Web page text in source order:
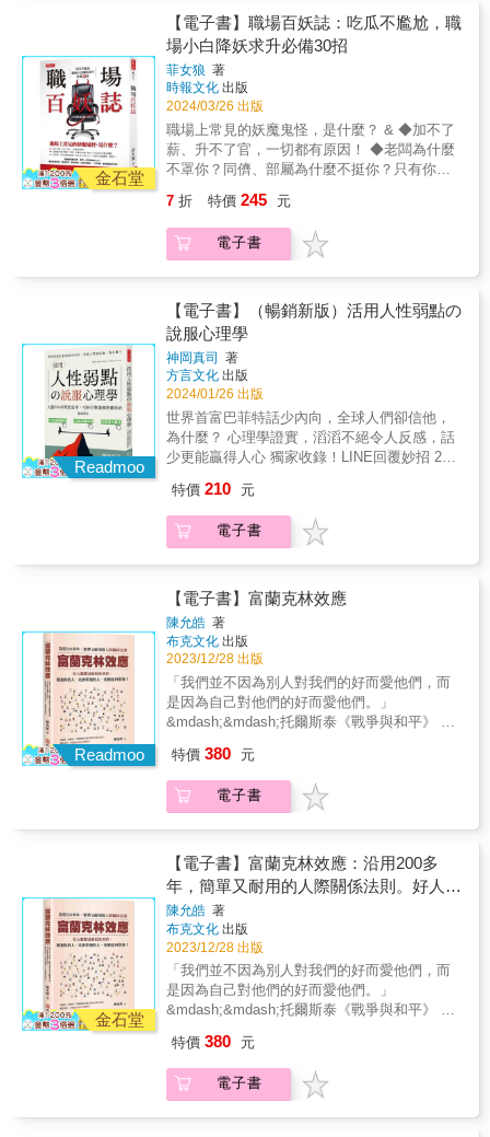
題，化解需求衝突、優化人際關係。我們常在
不知不覺中樹立起溝通的「路障」，平添自己
或他人的防衛心、攻擊性或依賴性而損害關
係。在本書的篇章中，你將學會如何運用能夠
豐富個人生活和工作關係的人際技巧，以同理
心高效聆聽、透過自我維護充分表示意見、劃
定個人界限、化解衝突、與他人一同解決問
題。想要擁有更豐富、更有意義、更令人滿意
的人際關係，本書分享的四組人際技巧至關重
要：&bull;傾聽的技巧。學會高效傾聽，不只是
人類溝通的六大怪僻。解讀身體語言，成為更
棒的聆聽者。&bull;自我維護的技巧。認識人際
關係的三種互動模式，學會三段式自我維護和
巧。學會化解衝突的三步驟，懂得預防及控管
衝突，並且了解衝突無可避免、有其益處，只
要善用方法，關係能在爭執化解後變得更加親
近。&bull;合作解決問題的技巧。認識衝突的三
種主要來源，學習合作解決問題的六個步驟，
有效滿足各方互相矛盾的需求，而且問題不會
死灰復燃。透過本書：✓認識我們經常不自覺
使用的12道溝通路障，包括：批評、診斷、帶
話題⋯⋯。✓分辨五種人際關係，致力於對人
關係。✓實踐衝突化解三步驟，學會有效的爭
吵，從衝突中受益。✓掌握有效溝通的三大要
素：真誠、不占有的愛、同理。────────改
善數以萬計的人際關係，有效提升生活滿意度
────────曾經受惠於本書分享的方法有《財
富》500大企業、美國小型企業、政府局處、醫
院、大學、顧問中心和其他組織，以及來自各
行各業的人，包括：經理人、業務人員、教
師、學校行政人員、醫療保健專業人員、顧客
關係人員、祕書、建築工人、第一線主管、心
理學家、律師、伴侶和父母等等。今天很多人
盼望與他人建立溫暖、積極、有意義的關係，
然而卻未能建立這些人際連結，只好過著孤寂
人生。溝通是每一段人際關係的命脈，在欠缺
溝通技巧的地方，愛會大量流失──夫妻間、情
彌合人際隔閡、拉近彼此距離的方法。本書透
過各種日常實例分享了大量有效方法，啟發思
考、務求實際，充滿你可以天天用來增進溝通
能力的技巧和訣竅，祝福你從中受益。&
要想的不是他為什麼不會這些事情，而是他為
什麼會在這裡。這個世界真正在運作的，是那
些背後看不見的「道」。 ▲觀察環境中一切細
微的互動，找到自己的生存之道，你會更如魚
得水。 & ▎為何拚命了，卻還是失敗！
&gt;&gt;&gt;努力本來就有可能不會得到你想要
的東西，但如果因此不去努力，那你就太傻
了。 ▲沒獲選不是失敗，你只是沒有被選到而
我們沒辦法決定在工作場合遇到的人，如果不
得已必須要與討人厭的人共事，戴上人格面具
可以確保我們維持專業、避免衝突。 ▲上班最
重要的事情就是把事情做完做好，然後拿錢走
&gt;&gt;&gt;使用「求職評估表」把對工作的想
像描繪出來，利用追問法，對自己進行靈魂拷
問並排序，可以幫助你非常快速地篩選工作。
▲你相信什麼，你就會過著怎樣的人生。 不論
現在的你有多痛苦，自覺關關難過、關關過不
了，都不用灰心。 你現在以為的結果不是真的
結果，只有當你認為一切都結束了，那才會變
成真的結果。 Q：何時才能等到結果呢？ A：
當你死的時候。 只要還有呼吸，還有心跳，每
一個瞬間都是過程。 & ★馬克語錄&rarr;破解陰
影★ 〆想要遇到職場貴人，請先當那個可愛的
人。 〆努力，是一種可支配的運氣。 〆職場上
有很多的不順與不開心，來自於你搞錯了你為
什麼在這裡。 〆你若要當蓮花，就得學會排解
能如魚得水； 破解心靈困局，笑看職場人生百
與臨場反應等情境。 ◆透過實例與經驗佐證，
讓臨場感更加倍。 ◆外掛一針見血、風趣犀利
的「狼嚎理論」，讓你我掐重點，不歪樓。 &
作者透過實例或自身經驗，具體闡述從生活
大、小事中所體悟的省思與覺醒， 全方位探討
職場各層面，描述不同情境下的八卦或難題，
為大家推演出積極且實用的重要道理。 巧妙運
用職場小故事為「職場百妖」一詞佐證， 加上
列舉個人習慣、名人故事或時事新聞為例，呼
應各主題的內容，可讀性高。 & 真情推薦 & 石
秘書長 嚴曉翠｜利眾公關集團董事長 孫秀蕙｜
政治大學傳播學院廣告系教授 盧世安｜人資小
周末社群創辦人 布姐｜《布姐陪你聰明工作創
&
金石堂
【電子書】職場百妖誌：吃瓜不尷尬，職
場小白降妖求升必備30招
菲女狼 著
時報文化 出版
2024/03/26 出版
職場上常見的妖魔鬼怪，是什麼？ & ◆加不了
薪、升不了官，一切都有原因！ ◆老闆為什麼
不罩你？同儕、部屬為什麼不挺你？只有你自
太多？想太少？一切都不如這樣想，就對了！
& 闖蕩職場要出師，都有一定要修練的工夫！
懂得掌握份際、過招應對，學習轉念，遇事就
與臨場反應等情境。 ◆透過實例與經驗佐證，
讓臨場感更加倍。 ◆外掛一針見血、風趣犀利
的「狼嚎理論」，讓你我掐重點，不歪樓。 &
作者透過實例或自身經驗，具體闡述從生活
大、小事中所體悟的省思與覺醒， 全方位探討
職場各層面，描述不同情境下的八卦或難題，
為大家推演出積極且實用的重要道理。 巧妙運
用職場小故事為「職場百妖」一詞佐證， 加上
列舉個人習慣、名人故事或時事新聞為例，呼
應各主題的內容，可讀性高。 & 真情推薦 & 石
秘書長 嚴曉翠｜利眾公關集團董事長 孫秀蕙｜
政治大學傳播學院廣告系教授 盧世安｜人資小
周末社群創辦人 布姐｜《布姐陪你聰明工作創
&
7 折 特價 245 元
電子書
Readmoo
【電子書】（暢銷新版）活用人性弱點の
說服心理學
神岡真司 著
方言文化 出版
2024/01/26 出版
世界首富巴菲特話少內向，全球人們卻信他，
為什麼？ 心理學證實，滔滔不絕令人反感，話
少更能贏得人心 獨家收錄！LINE回覆妙招 27
點，無論誰都能說服！ 這些人際煩惱，你一定
不陌生&hellip;&hellip; ＊希望留下好印象，說
話卻支支吾吾 ＊有人老愛唱反調，如何讓他點
議、請求、搭訕&hellip;&hellip;人際與商場上有
許多不容失誤的重要時刻。唯有懂得人性弱
點、巧妙引導，才能擁有說服力，讓所有人都
聽你的！ ★27則心理誘導說服密技，99%結果
都是你想要的 不管是聚會、約會、商談等各種
場合，心理效應的運作，都會影響對話結果、
給人的印象或好感度。懂得心理學驗證，27招
最強的誘導密技，簡單就能博得信賴
&mdash;&mdash; ▶ ▶ 掌心朝上，卸下戒心
以請你打開手心嗎？」 心理學證實，掌心向上
攤開時，副交感神經會使人放鬆。活用一些健
康小提醒，就能在談話前順利解除對方戒心。
▶ ▶ 「逆向操控術」，他人深信不起疑 EX：
「如你所知，這是本年度最重要的議題。」 提
供資訊前，先說出「如您所知」、「想必你也
明白」，能有效影響對方思緒，讓他自然接受
你的說法，且深信不疑。 ▶ ▶ 褒貶激將法，
扭轉拒絕變同意 EX：「雖然你很厲害，不過難
度這麼高，應該連你也沒辦法吧！」 遭到拒絕
別氣餒，先稱讚對方長處，再以激將法帶過，
他人有很大機率回心轉意，想對你證明自己
讓人都聽你的 心理學證實，滔滔不絕只會使人
心生警戒，難以達到說服效果。書中37則好讀
實例，讓你藉由情境理解，輕鬆活用「內向能
特價 210 元
電子書
Readmoo
【電子書】富蘭克林效應
陳允皓 著
布克文化 出版
2023/12/28 出版
「我們並不因為別人對我們的好而愛他們，而
是因為自己對他們的好而愛他們。」
&mdash;&mdash;托爾斯泰《戰爭與和平》 為
人，會擁有廣泛人脈？ 為什麼善良的人卻容易
被欺負？ 為什麼恭維別人，會更加被瞧不起？
為什麼父母總是對我們無微不至地關愛？ 為什
場、交友、戀愛都能無往不利。 簡單！耐用！
顛覆！ 翻閱本書，立刻改善你的人際關係！ 美
國開國元勛富蘭克林擔任賓州議會祕書時，希
望獲得一位議員的支持，卻始終沒能奏效。一
次偶然機會，富蘭克林得知這位議員收藏了一
本罕見的書，於是寫了一封信，希望能借閱此
書。 議員很快派人把書送了過去，富蘭克林還
書時，附上了一封感謝信。在下一次國會會議
時，這位議員主動與富蘭克林交談，兩人從此
成為了無話不談的密友，並且他們的友誼延續
先找他幫個別的小忙，就會有意想不到的轉
機！這種神奇的現象，被稱為「富蘭克林效
應」。 ✨&人脈推薦&✨ 品牌再造學院院長／王
特價 380 元
電子書
金石堂
【電子書】富蘭克林效應：沿用200多
年，簡單又耐用的人際關係法則。好人脈
都是麻煩出來的，幫過你的人，比你幫過
的人，更願意再幫你！
陳允皓 著
布克文化 出版
2023/12/28 出版
「我們並不因為別人對我們的好而愛他們，而
是因為自己對他們的好而愛他們。」
&mdash;&mdash;托爾斯泰《戰爭與和平》 為
人，會擁有廣泛人脈？ 為什麼善良的人卻容易
被欺負？ 為什麼恭維別人，會更加被瞧不起？
為什麼父母總是對我們無微不至地關愛？ 為什
特價 380 元
電子書